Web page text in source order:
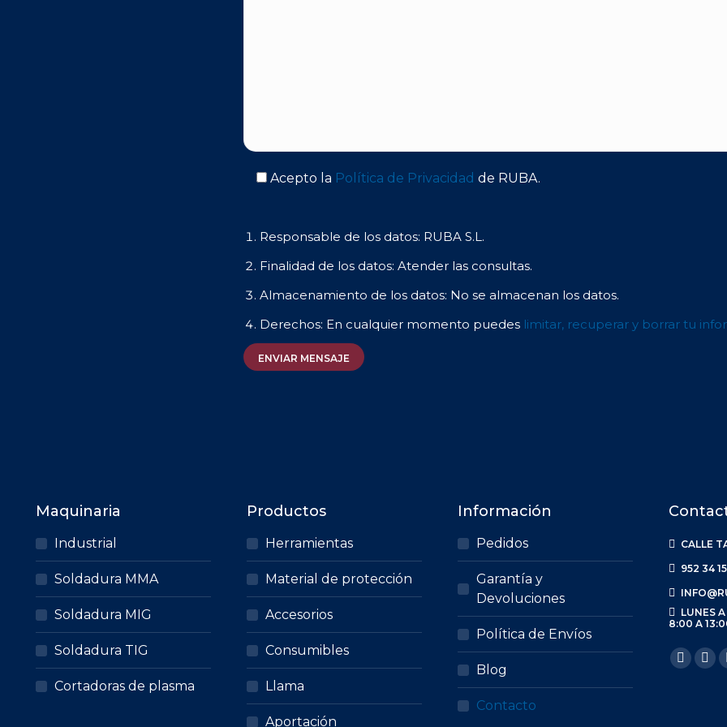
Acepto la Política de Privacidad de RUBA.
Responsable de los datos: RUBA S.L.
Finalidad de los datos: Atender las consultas.
Almacenamiento de los datos: No se almacenan los datos.
Derechos: En cualquier momento puedes limitar, recuperar y borrar tu
Maquinaria
Industrial
Soldadura MMA
Soldadura MIG
Soldadura TIG
Cortadoras de plasma
Productos
Herramientas
Material de protección
Accesorios
Consumibles
Llama
Aportación
Información
Pedidos
Garantía y
Devoluciones
Política de Envíos
Blog
Contacto
CALLE
952 34
LUNES
8:00 A